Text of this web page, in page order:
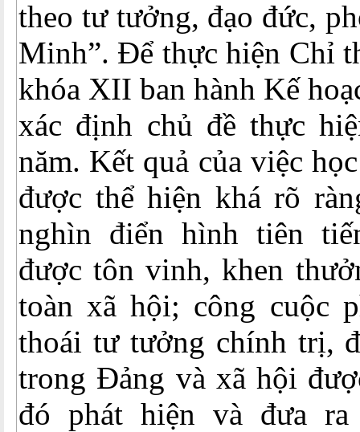
theo tư tưởng, đạo đức,
Minh”. Để thực hiện Chỉ
khóa XII ban hành Kế
xác định chủ đề thực
năm. Kết quả của việc
được thể hiện khá rõ
nghìn điển hình tiên
được tôn vinh, khen
toàn xã hội; công cuộc
thoái tư tưởng chính trị,
trong Đảng và xã hội
đó phát hiện và đưa ra